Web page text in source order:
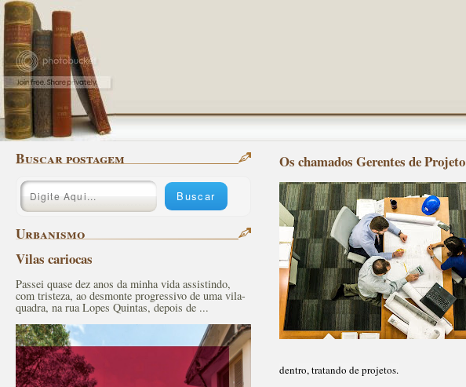
Buscar postagem
Urbanismo
Vilas cariocas
Passei quase dez anos da minha vida assistindo,
com tristeza, ao desmonte progressivo de uma vila-
quadra, na rua Lopes Quintas, depois de ...
Os chamados Gerentes de Projeto
dentro, tratando de projetos.